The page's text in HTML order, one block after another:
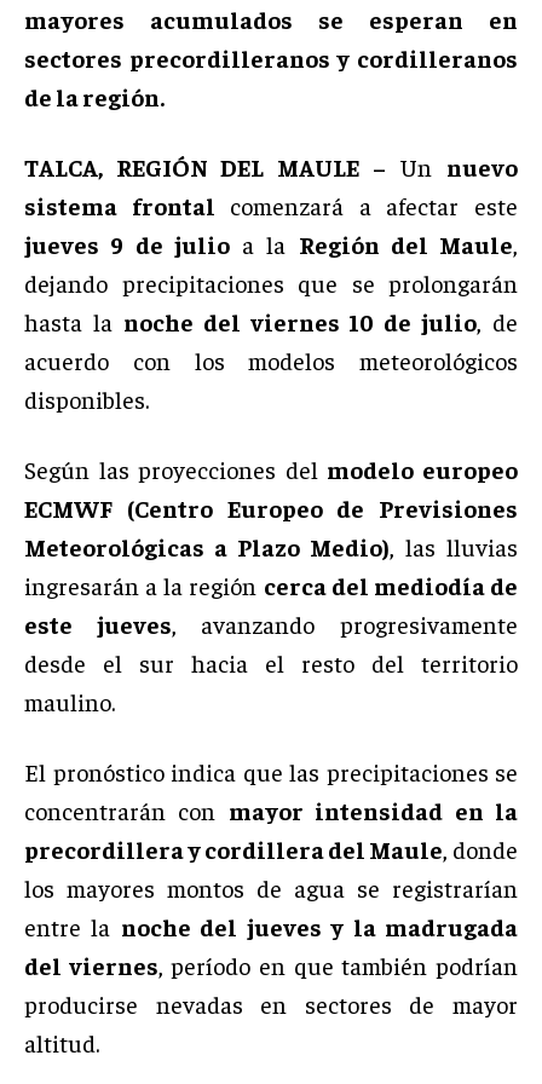
mayores acumulados se esperan en
sectores precordilleranos y cordilleranos
de la región.
TALCA, REGIÓN DEL MAULE – Un nuevo
sistema frontal
comenzará a afectar este
jueves 9 de julioa la Región del Maule
dejando precipitaciones que se prolongarán
hasta la noche del viernes 10 de julio , de
acuerdo con los modelos meteorológicos
disponibles.
Según las proyecciones del modelo europeo
ECMWF (Centro Europeo de Previsiones
Meteorológicas a Plazo Medio) , las lluvias
ingresarán a la región cerca del mediodía de
este jueves , avanzando progresivamente
desde el sur hacia el resto del territorio
maulino.
El pronóstico indica que las precipitaciones se
concentrarán con mayor intensidad en la
precordillera y cordillera del Maule , donde
los mayores montos de agua se registrarían
entre la noche del jueves y la madrugada
del viernes , período en que también podrían
producirse nevadas en sectores de mayor
altitud.